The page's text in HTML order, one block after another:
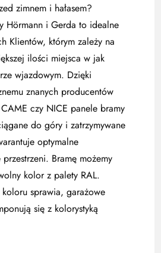
zimnem i hałasem?
Hörmann i Gerda to idealne
Klientów, którym zależy na
ilości miejsca w jak
wjazdowym. Dzięki
znanych producentów
czy NICE panele bramy
do góry i zatrzymywane
optymalne
Bramę możemy
kolor z palety RAL.
sprawia, garażowe
się z kolorystyką